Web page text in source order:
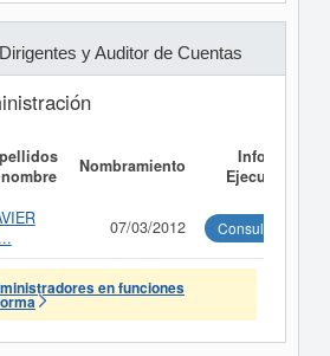
y Auditor de Cuentas
Nombramiento
Informe
Ejecutivo
07/03/2012 Consultar
en funciones